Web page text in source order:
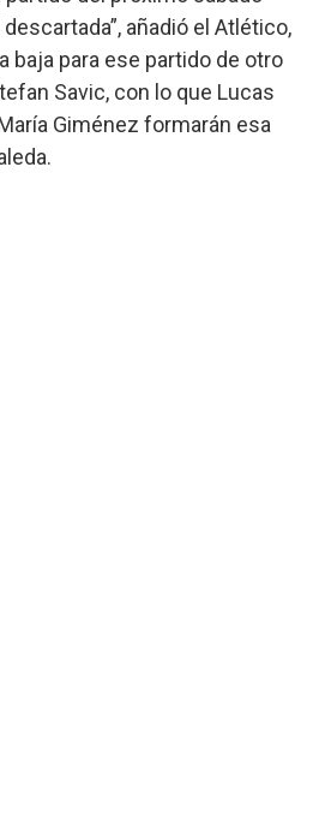
añadió el Atlético,
baja para ese partido de otro
Savic, con lo que Lucas
Giménez formarán esa